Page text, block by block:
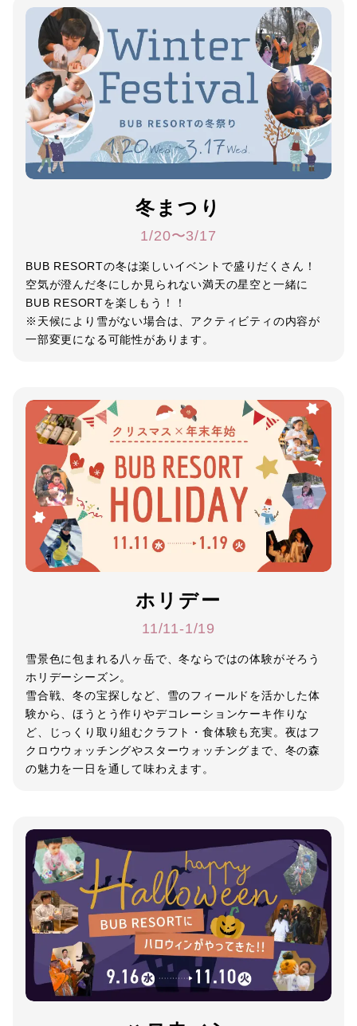
冬まつり
1/20〜3/17
BUB RESORTの冬は楽しいイベントで盛りだくさん！
空気が澄んだ冬にしか見られない満天の星空と一緒に
BUB RESORTを楽しもう！！
※天候により雪がない場合は、アクティビティの内容が
一部変更になる可能性があります。
ホリデー
11/11-1/19
雪景色に包まれる八ヶ岳で、冬ならではの体験がそろう
ホリデーシーズン。
雪合戦、冬の宝探しなど、雪のフィールドを活かした体
験から、ほうとう作りやデコレーションケーキ作りな
ど、じっくり取り組むクラフト・食体験も充実。夜はフ
クロウウォッチングやスターウォッチングまで、冬の森
の魅力を一日を通して味わえます。